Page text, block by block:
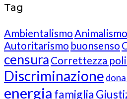
Tag
Ambientalismo Animalismo
Autoritarismo buonsenso
censura Correttezza
Discriminazione
energia famiglia